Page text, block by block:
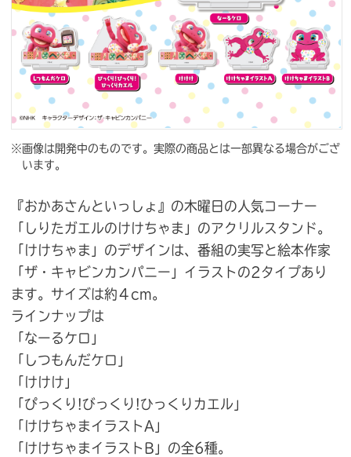
※画像は開発中のものです。実際の商品とは一部異なる場合がござ
います。
『おかあさんといっしょ』の木曜日の人気コーナー
「しりたガエルのけけちゃま」のアクリルスタンド。
「けけちゃま」のデザインは、番組の実写と絵本作家
「ザ・キャビンカンパニー」イラストの2タイプあり
ます。サイズは約４cm。
ラインナップは
「なーるケロ」
「しつもんだケロ」
「けけけ」
「ぴっくり!びっくり!ひっくりカエル」
「けけちゃまイラストA」
「けけちゃまイラストB」の全6種。